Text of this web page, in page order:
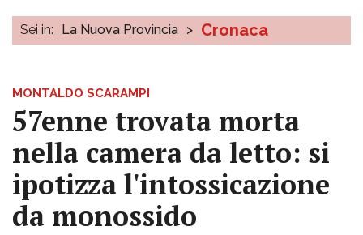
Sei in: La Nuova Provincia > Cronaca
MONTALDO SCARAMPI
57enne trovata morta
nella camera da letto: si
ipotizza l'intossicazione
da monossido